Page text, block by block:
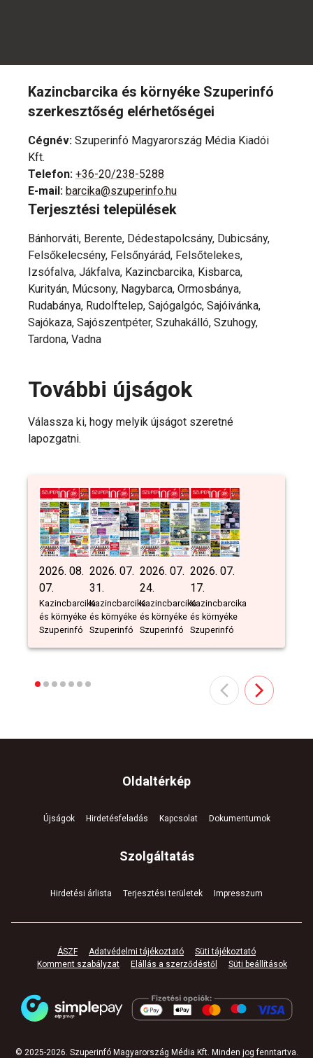
Kazincbarcika és környéke Szuperinfó
szerkesztőség elérhetőségei
Cégnév: Szuperinfó Magyarország Média Kiadói
Kft.
Telefon: +36-20/238-5288
E-mail: barcika@szuperinfo.hu
Terjesztési települések
Bánhorváti, Berente, Dédestapolcsány, Dubicsány,
Felsőkelecsény, Felsőnyárád, Felsőtelekes,
Izsófalva, Jákfalva, Kazincbarcika, Kisbarca,
Kurityán, Múcsony, Nagybarca, Ormosbánya,
Rudabánya, Rudolftelep, Sajógalgóc, Sajóivánka,
Sajókaza, Sajószentpéter, Szuhakálló, Szuhogy,
Tardona, Vadna
További újságok
Válassza ki, hogy melyik újságot szeretné
lapozgatni.
2026. 08.
07.
Kazincbarcika
és környéke
Szuperinfó
2026. 07.
31.
Kazincbarcika
és környéke
Szuperinfó
2026. 07.
24.
Kazincbarcika
és környéke
Szuperinfó
2026. 07.
17.
Kazincbarcika
és környéke
Szuperinfó
Szolgáltatás
Hirdetési árlista Terjesztési területek Impresszum
Oldaltérkép
Újságok Hirdetésfeladás Kapcsolat Dokumentumok
ÁSZF Adatvédelmi tájékoztató
Süti tájékoztató
Komment szabályzat
Elállás a szerződéstől Süti beállítások
© 2025-2026. Szuperinfó Magyarország Média Kft. Minden jog fenntartva.